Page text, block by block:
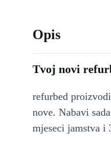
Opis
Tvoj novi
refurbed
nove. Nabavi
mjeseci jamstva i